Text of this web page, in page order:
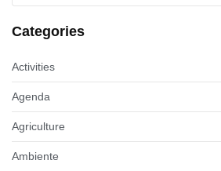
Categories
Activities
Agenda
Agriculture
Ambiente